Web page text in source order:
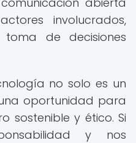
involucrados,
de decisiones
no solo es un
oportunidad para
sostenible y ético. Si
y nos